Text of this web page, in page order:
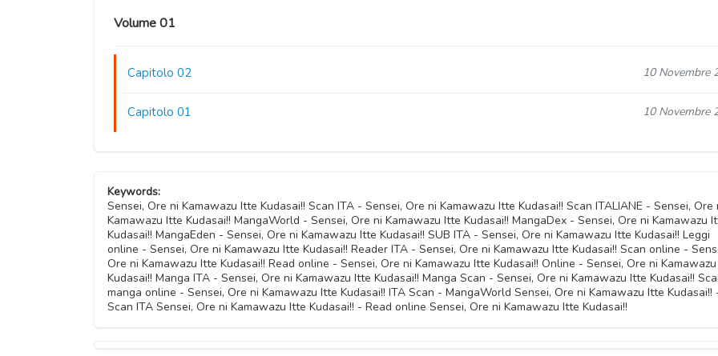
Volume 01
Capitolo 02 10 Novembre
Capitolo 01 10 Novembre
Keywords:
Sensei, Ore ni Kamawazu Itte Kudasai!! Scan ITA - Sensei, Ore ni Kamawazu Itte Kudasai!! Scan ITALIANE - Sensei, Ore
Kamawazu Itte Kudasai!! MangaWorld - Sensei, Ore ni Kamawazu Itte Kudasai!! MangaDex - Sensei, Ore ni Kamawazu
Kudasai!! MangaEden - Sensei, Ore ni Kamawazu Itte Kudasai!! SUB ITA - Sensei, Ore ni Kamawazu Itte Kudasai!! Leggi
online - Sensei, Ore ni Kamawazu Itte Kudasai!! Reader ITA - Sensei, Ore ni Kamawazu Itte Kudasai!! Scan online -
Ore ni Kamawazu Itte Kudasai!! Read online - Sensei, Ore ni Kamawazu Itte Kudasai!! Online - Sensei, Ore ni
Kudasai!! Manga ITA - Sensei, Ore ni Kamawazu Itte Kudasai!! Manga Scan - Sensei, Ore ni Kamawazu Itte Kudasai!!
manga online - Sensei, Ore ni Kamawazu Itte Kudasai!! ITA Scan - MangaWorld Sensei, Ore ni Kamawazu Itte Kudasai!!
Scan ITA Sensei, Ore ni Kamawazu Itte Kudasai!! - Read online Sensei, Ore ni Kamawazu Itte Kudasai!!